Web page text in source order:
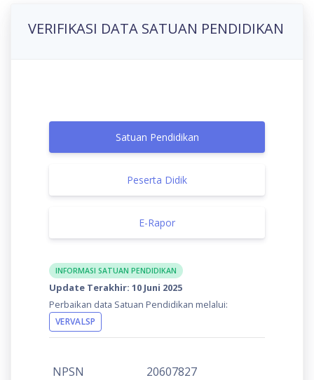
VERIFIKASI DATA SATUAN PENDIDIKAN
Satuan Pendidikan
Peserta Didik
E-Rapor
INFORMASI SATUAN PENDIDIKAN
Update Terakhir: 10 Juni 2025
Perbaikan data Satuan Pendidikan melalui:
VERVALSP
NPSN
20607827